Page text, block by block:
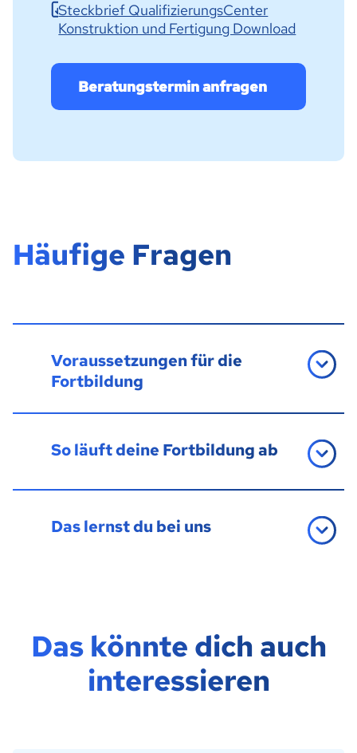
Steckbrief QualifizierungsCenter
Konstruktion und Fertigung Download
Beratungstermin anfragen
Häufige Fragen
Voraussetzungen für die
Fortbildung
So läuft deine Fortbildung ab
Das lernst du bei uns
Das könnte dich auch
interessieren